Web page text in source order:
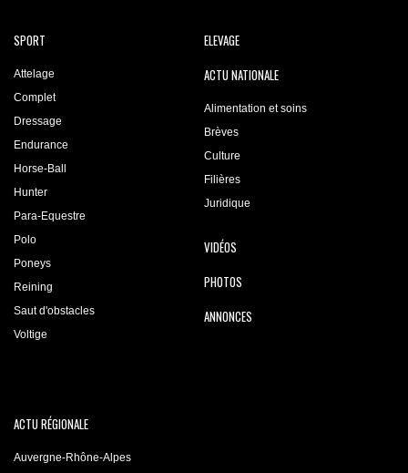
SPORT
Attelage
Complet
Dressage
Endurance
Horse-Ball
Hunter
Para-Equestre
Polo
Poneys
Reining
Saut d'obstacles
Voltige
ELEVAGE
ACTU NATIONALE
Alimentation et soins
Brèves
Culture
Filières
Juridique
VIDÉOS
PHOTOS
ANNONCES
ACTU RÉGIONALE
Auvergne-Rhône-Alpes